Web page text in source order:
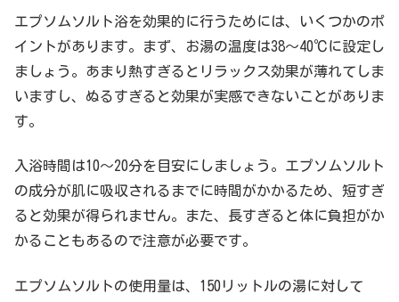
エプソムソルト浴を効果的に行うためには、いくつかのポ
イントがあります。まず、お湯の温度は38〜40℃に設定し
ましょう。あまり熱すぎるとリラックス効果が薄れてしま
いますし、ぬるすぎると効果が実感できないことがありま
す。
入浴時間は10〜20分を目安にしましょう。エプソムソルト
の成分が肌に吸収されるまでに時間がかかるため、短すぎ
ると効果が得られません。また、長すぎると体に負担がか
かることもあるので注意が必要です。
エプソムソルトの使用量は、150リットルの湯に対して